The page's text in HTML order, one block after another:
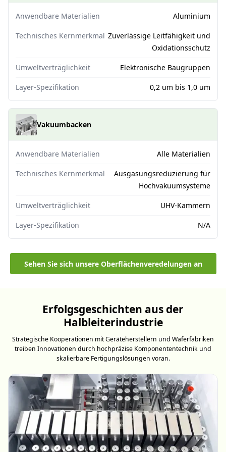
Anwendbare Materialien Aluminium
Technisches Kernmerkmal Zuverlässige Leitfähigkeit und
Oxidationsschutz
Umweltverträglichkeit Elektronische Baugruppen
Layer-Spezifikation 0,2 um bis 1,0 um
Vakuumbacken
Anwendbare Materialien Alle Materialien
Technisches Kernmerkmal
Ausgasungsreduzierung für
Hochvakuumsysteme
Umweltverträglichkeit UHV-Kammern
Layer-Spezifikation N/A
Sehen Sie sich unsere Oberflächenveredelungen an
Erfolgsgeschichten aus der
Halbleiterindustrie
Strategische Kooperationen mit Geräteherstellern und Waferfabriken
treiben Innovationen durch hochpräzise Komponententechnik und
skalierbare Fertigungslösungen voran.